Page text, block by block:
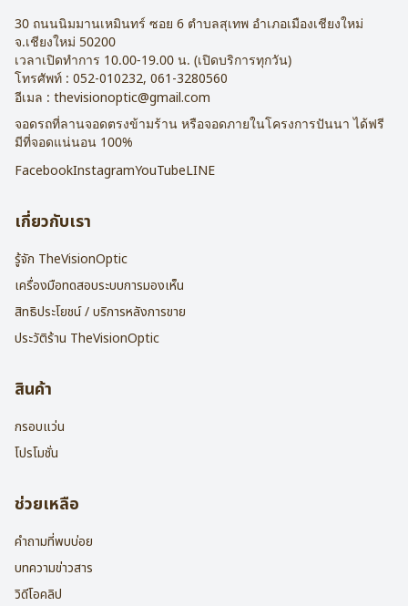
30 ถนนนิมมานเหมินทร์ ซอย 6 ตำบลสุเทพ อำเภอเมืองเชียงใหม่
จ.เชียงใหม่ 50200
เวลาเปิดทำการ 10.00-19.00 น. (เปิดบริการทุกวัน)
โทรศัพท์ : 052-010232, 061-3280560
อีเมล : thevisionoptic@gmail.com
จอดรถที่ลานจอดตรงข้ามร้าน หรือจอดภายในโครงการปันนา ได้ฟรี
มีที่จอดแน่นอน 100%
FacebookInstagramYouTubeLINE
เกี่ยวกับเรา
รู้จัก TheVisionOptic
เครื่องมือทดสอบระบบการมองเห็น
สิทธิประโยชน์ / บริการหลังการขาย
ประวัติร้าน TheVisionOptic
สินค้า
กรอบแว่น
โปรโมชั่น
ช่วยเหลือ
คำถามที่พบบ่อย
บทความข่าวสาร
วิดีโอคลิป